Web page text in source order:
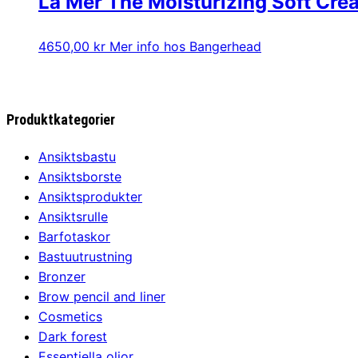
4650,00 kr Mer info hos Bangerhead
Produktkategorier
Ansiktsbastu
Ansiktsborste
Ansiktsprodukter
Ansiktsrulle
Barfotaskor
Bastuutrustning
Bronzer
Brow pencil and liner
Cosmetics
Dark forest